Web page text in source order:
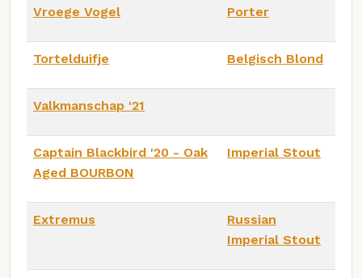
Vroege Vogel Porter
Tortelduifje Belgisch Blond
Valkmanschap '21
Captain Blackbird '20 - Oak
Aged BOURBON
Imperial Stout
Extremus
Russian
Imperial Stout